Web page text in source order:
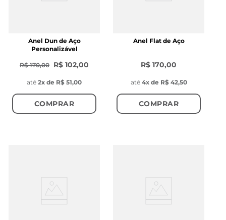
Anel Dun de Aço
Personalizável
R$ 170,00 R$ 102,00
até 2x de R$ 51,00
COMPRAR
Anel Flat de Aço
R$ 170,00
até 4x de R$ 42,50
COMPRAR